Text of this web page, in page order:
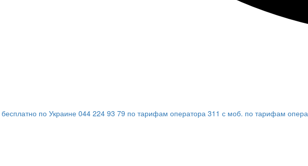
бесплатно по Украине 044 224 93 79 по тарифам оператора 311 с моб. по тарифам